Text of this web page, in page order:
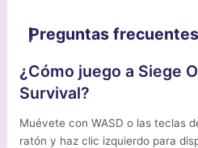
Preguntas frecuentes
¿Cómo juego a Siege
Survival?
Muévete con WASD o las teclas
ratón y haz clic izquierdo para